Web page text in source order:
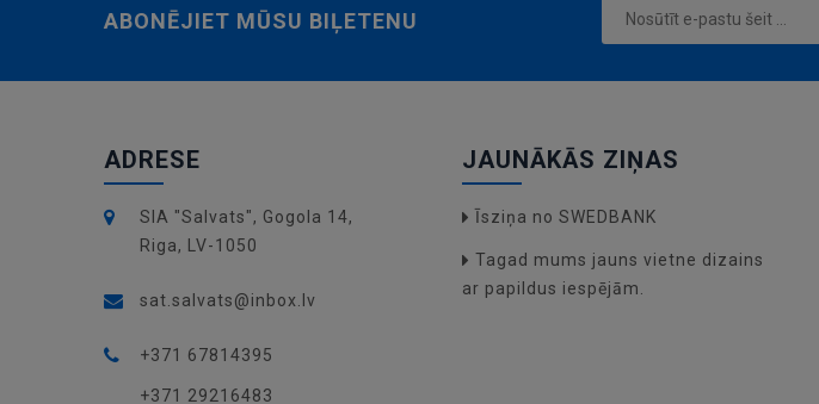
ABONĒJIET MŪSU BIĻETENU
ADRESE
SIA "Salvats", Gogola 14,
Riga, LV-1050
sat.salvats@inbox.lv
+371 67814395
+371 29216483
JAUNĀKĀS ZIŅAS
Īsziņa no SWEDBANK
Tagad mums jauns vietne dizains
ar papildus iespējām.